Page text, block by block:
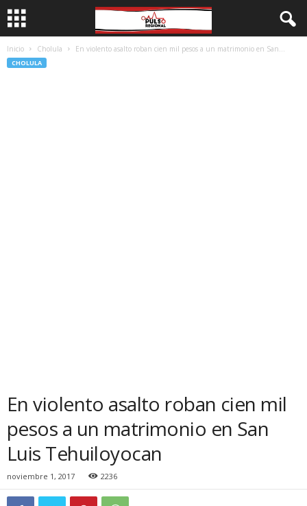
Inicio Cholula En violento asalto roban cien mil pesos a un matrimonio en San...
CHOLULA
En violento asalto roban cien mil
pesos a un matrimonio en San
Luis Tehuiloyocan
noviembre 1, 2017 2236